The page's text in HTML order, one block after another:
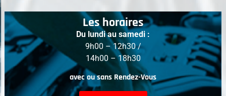
Les horaires
Du lundi au samedi :
9h00 – 12h30 /
14h00 – 18h30
avec ou sans Rendez-Vous